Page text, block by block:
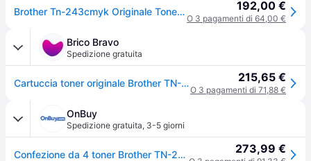
Brother Tn-243cmyk Originale Toner Laser Multipack Kit Nero/ciano/magenta/giallo 192,00 €
O 3 pagamenti di 64,00 €
Brico Bravo
Spedizione gratuita
Cartuccia toner originale Brother TN-243CMYK 1 pezzo Nero, Ciano, Magenta, Giallo 215,65 €
O 3 pagamenti di 71,88 €
OnBuy
Spedizione gratuita, 3-5 giorni
Confezione da 4 toner Brother TN-243CMYK - Stampa fino a 1.000 pagine 273,99 €